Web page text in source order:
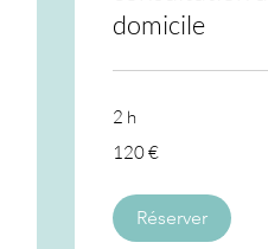
domicile
2 h
euros
120 €
Réserver